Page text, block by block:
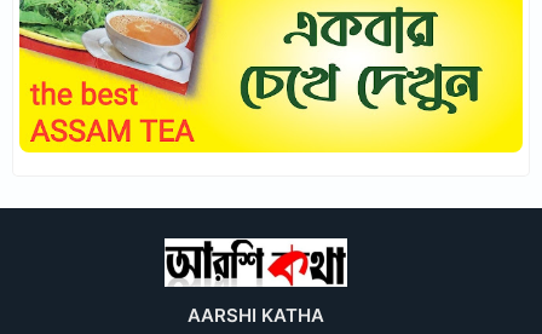
AARSHI KATHA